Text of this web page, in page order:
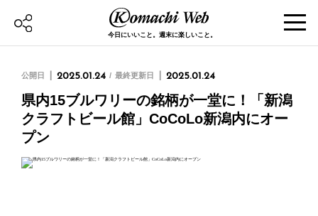
今日にいいこと。週末に楽しいこと。
公開日 2025.01.24 最終更新日 2025.01.24
県内15ブルワリーの銘柄が一堂に！「新潟
クラフトビール館」CoCoLo新潟内にオー
プン